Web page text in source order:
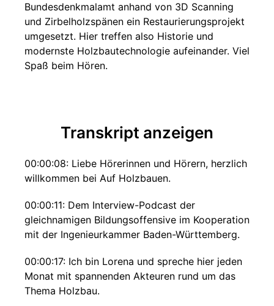
Bundesdenkmalamt anhand von 3D Scanning
und Zirbelholzspänen ein Restaurierungsprojekt
umgesetzt. Hier treffen also Historie und
modernste Holzbautechnologie aufeinander. Viel
Spaß beim Hören.
Transkript anzeigen
00:00:08: Liebe Hörerinnen und Hörern, herzlich
willkommen bei Auf Holzbauen.
00:00:11: Dem Interview-Podcast der
gleichnamigen Bildungsoffensive im Kooperation
mit der Ingenieurkammer Baden-Württemberg.
00:00:17: Ich bin Lorena und spreche hier jeden
Monat mit spannenden Akteuren rund um das
Thema Holzbau.